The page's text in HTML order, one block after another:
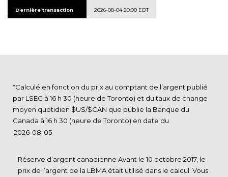
Dernière transaction 2026-08-04 20:00 EDT
*Calculé en fonction du prix au comptant de l’argent publié
par LSEG à 16 h 30 (heure de Toronto) et du taux de change
moyen quotidien $US/$CAN que publie la Banque du
Canada à 16 h 30 (heure de Toronto) en date du
Réserve d’argent canadienne Avant le 10 octobre 2017, le
prix de l’argent de la LBMA était utilisé dans le calcul. Vous